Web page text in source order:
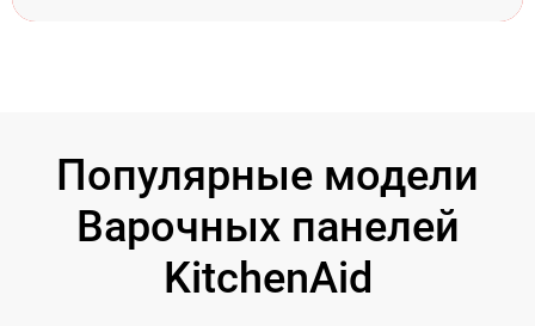
Популярные модели
Варочных панелей
KitchenAid